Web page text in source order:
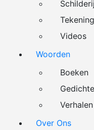
Videos
Woorden
Boeken
Verhalen
Over Ons